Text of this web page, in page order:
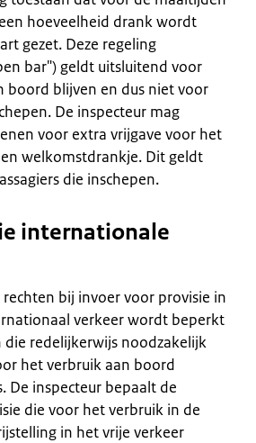
hoeveelheid drank wordt
gezet. Deze regeling
bar") geldt uitsluitend voor
boord blijven en dus niet voor
De inspecteur mag
voor extra vrijgave voor het
welkomstdrankje. Dit geldt
die inschepen.
internationale
bij invoer voor provisie in
verkeer wordt beperkt
redelijkerwijs noodzakelijk
het verbruik aan boord
De inspecteur bepaalt de
die voor het verbruik in de
in het vrije verkeer